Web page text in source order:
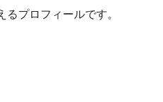
プロフィールです。